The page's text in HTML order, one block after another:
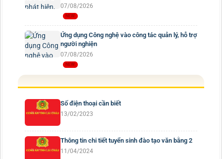
07/08/2026
Ứng dụng Công nghệ vào công tác quản lý, hỗ trợ
người nghiện
07/08/2026
Số điện thoại cần biết
13/02/2023
Thông tin chi tiết tuyển sinh đào tạo văn bằng 2
11/04/2024